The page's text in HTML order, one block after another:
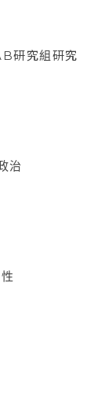
研究組研究
治